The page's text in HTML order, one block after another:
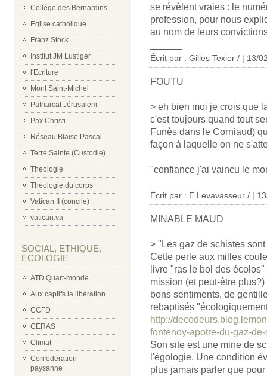
Collège des Bernardins
Eglise catholique
Franz Stock
Institut JM Lustiger
l'Ecriture
Mont Saint-Michel
Patriarcat Jérusalem
Pax Christi
Réseau Blaise Pascal
Terre Sainte (Custodie)
Théologie
Théologie du corps
Vatican II (concile)
vatican.va
SOCIAL, ETHIQUE,
ECOLOGIE
ATD Quart-monde
Aux captifs la libération
CCFD
CERAS
Climat
Confederation
paysanne
se révèlent vraies : le
profession, pour nous
au nom de leurs
Écrit par : Gilles Texier / | 13/
FOUTU
> eh bien moi je crois que
c'est toujours quand tout
Funès dans le Corniaud)
façon à laquelle on ne
"confiance j'ai vaincu le
Écrit par : E Levavasseur / |
MINABLE MAUD
> "Les gaz de schistes
Cette perle aux milles
livre "ras le bol des
mission (et peut-être
bons sentiments, de
rebaptisés
http://
fontenoy-apotre-du-gaz-
Son site est une mine de
l'égologie. Une condition
plus jamais parler que